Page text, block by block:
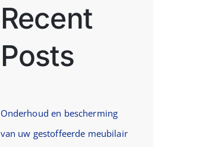
Recent
Posts
Onderhoud en bescherming
van uw gestoffeerde meubilair